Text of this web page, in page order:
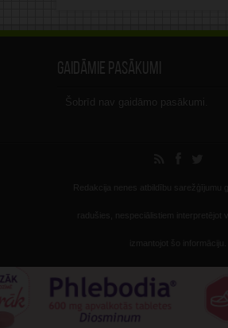
Gaidāmie pasākumi
Šobrīd nav gaidāmo pasākumi.